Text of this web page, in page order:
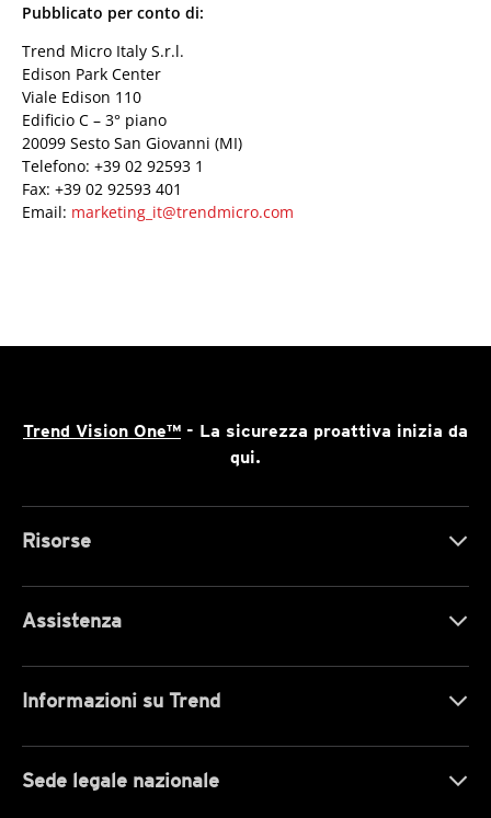
Pubblicato per conto di:
Trend Micro Italy S.r.l.
Edison Park Center
Viale Edison 110
Edificio C – 3° piano
20099 Sesto San Giovanni (MI)
Telefono: +39 02 92593 1
Fax: +39 02 92593 401
Email: marketing_it@trendmicro.com
Trend Vision One™ - La sicurezza proattiva inizia da
qui.
Risorse
Assistenza
Informazioni su Trend
Sede legale nazionale